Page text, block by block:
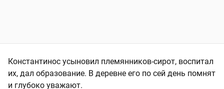
Константинос усыновил племянников-сирот, воспитал
их, дал образование. В деревне его по сей день помнят
и глубоко уважают.